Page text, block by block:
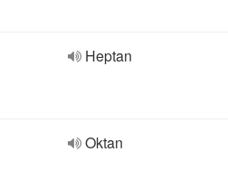
Heptan
Oktan